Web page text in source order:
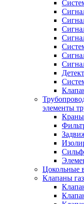
элементы
Краны
Цокольные
Клапаны